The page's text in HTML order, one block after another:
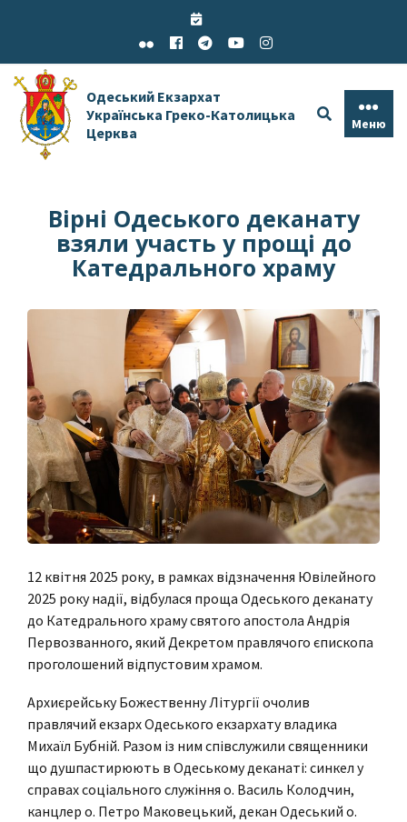
Одеський Екзархат
Українська Греко-Католицька
Церква
Меню
Вірні Одеського деканату
взяли участь у прощі до
Катедрального храму
12 квітня 2025 року, в рамках відзначення Ювілейного
2025 року надії, відбулася проща Одеського деканату
до Катедрального храму святого апостола Андрія
Первозванного, який Декретом правлячого єпископа
проголошений відпустовим храмом.
Архиєрейську Божественну Літургії очолив
правлячий екзарх Одеського екзархату владика
Михаїл Бубній. Разом із ним співслужили священники
що душпастирюють в Одеському деканаті: синкел у
справах соціального служіння о. Василь Колодчин,
канцлер о. Петро Маковецький, декан Одеський о.